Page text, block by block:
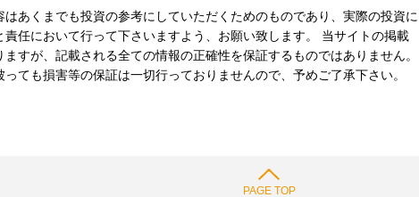
あくまでも投資の参考にしていただくためのものであり、実際の投資に
任において行って下さいますよう、お願い致します。 当サイトの掲載
すが、記載される全ての情報の正確性を保証するものではありません。
ても損害等の保証は一切行っておりませんので、予めご了承下さい。
PAGE TOP